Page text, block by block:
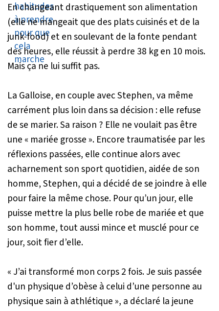
En changeant drastiquement son alimentation
(elle ne mangeait que des plats cuisinés et de la
junk-food) et en soulevant de la fonte pendant
des heures, elle réussit à perdre 38 kg en 10 mois.
Mais ça ne lui suffit pas.
La Galloise, en couple avec Stephen, va même
carrément plus loin dans sa décision : elle refuse
de se marier. Sa raison ? Elle ne voulait pas être
une « mariée grosse ». Encore traumatisée par les
réflexions passées, elle continue alors avec
acharnement son sport quotidien, aidée de son
homme, Stephen, qui a décidé de se joindre à elle
pour faire la même chose. Pour qu’un jour, elle
puisse mettre la plus belle robe de mariée et que
son homme, tout aussi mince et musclé pour ce
jour, soit fier d’elle.
« J’ai transformé mon corps 2 fois. Je suis passée
d'un physique d’obèse à celui d’une personne au
physique sain à athlétique », a déclaré la jeune